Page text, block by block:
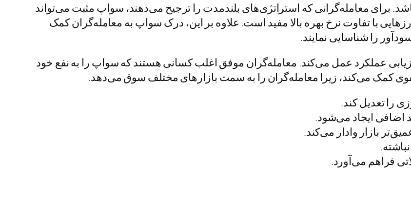
برای معامله‌گرانی که استراتژی‌های بلندمدت را ترجیح می‌دهند، سواپ مثبت می‌تواند
با تفاوت نرخ بهره بالا مفید است. علاوه بر این، درک سواپ به معامله‌گران کمک
را شناسایی نمایند.
عملکرد عمل می‌کند. معامله‌گران موفق اغلب کسانی هستند که سواپ را به نفع خود
کمک می‌کند، زیرا معامله‌گران را به سمت بازارهای مختلف سوق می‌دهد.
را تعدیل کند.
اضافی ایجاد می‌شود.
بازار وادار می‌کند.
فراهم می‌آورد.